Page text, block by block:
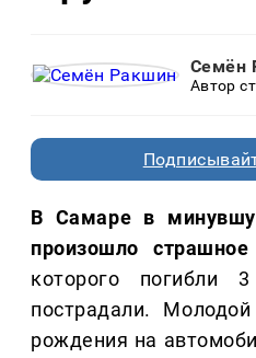
Семён
Автор
В Самаре в
произошло
которого погибли
пострадали.
рождения на